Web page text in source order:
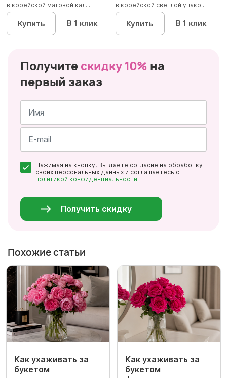
в корейской матовой кал...
Купить В 1 клик
в корейской светлой упако...
Купить В 1 клик
Получите скидку 10% на
первый заказ
Имя
*
Нажимая на кнопку, Вы даете согласие на обработку
своих персональных данных и соглашаетесь с
политикой конфиденциальности
Получить скидку
Похожие статьи
Как ухаживать за
букетом
Как ухаживать за
букетом